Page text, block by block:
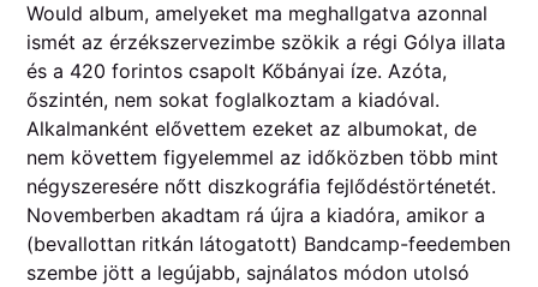
Would album, amelyeket ma meghallgatva azonnal
ismét az érzékszervezimbe szökik a régi Gólya illata
és a 420 forintos csapolt Kőbányai íze. Azóta,
őszintén, nem sokat foglalkoztam a kiadóval.
Alkalmanként elővettem ezeket az albumokat, de
nem követtem figyelemmel az időközben több mint
négyszeresére nőtt diszkográfia fejlődéstörténetét.
Novemberben akadtam rá újra a kiadóra, amikor a
(bevallottan ritkán látogatott) Bandcamp-feedemben
szembe jött a legújabb, sajnálatos módon utolsó